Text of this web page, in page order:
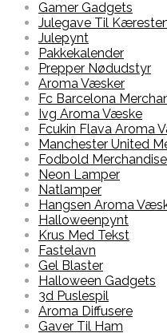
Gamer Gadgets
Julegave Til
Julepynt
Pakkekalender
Prepper Nødudstyr
Aroma Væsker
Fc Barcelona
Ivg Aroma Væske
Fcukin Flava Aroma
Manchester United
Fodbold Merchandise
Neon Lamper
Natlamper
Hangsen Aroma
Halloweenpynt
Krus Med Tekst
Fastelavn
Gel Blaster
Halloween Gadgets
3d Puslespil
Aroma Diffusere
Gaver Til Ham